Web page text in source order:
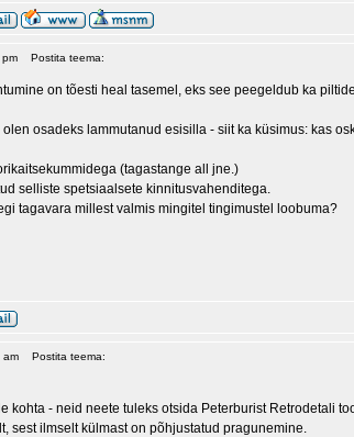
Postita teema:
on tõesti heal tasemel, eks see peegeldub ka
osadeks lammutanud esisilla - siit ka küsimus: kas
(tagastange all jne.)
selliste spetsiaalsete kinnitusvahenditega.
tagavara millest valmis mingitel tingimustel loobuma?
am Postita teema:
kohta - neid neete tuleks otsida Peterburist Retrodetali
sest ilmselt külmast on põhjustatud pragunemine.